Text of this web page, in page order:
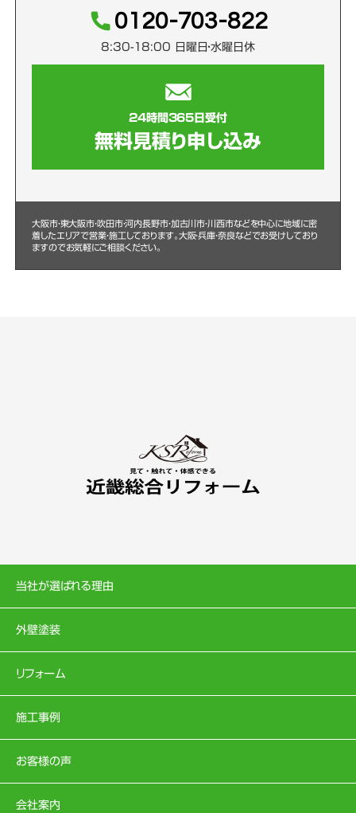
0120-703-822
8:30-18:00 日曜日・水曜日休
24時間365日受付
無料見積り申し込み
大阪市・東大阪市・吹田市・河内長野市・加古川市・川西市などを中心に地域に密
着したエリアで営業・施工しております。大阪・兵庫・奈良などでお受けしており
ますのでお気軽にご相談ください。
当社が選ばれる理由
外壁塗装
リフォーム
施工事例
お客様の声
会社案内